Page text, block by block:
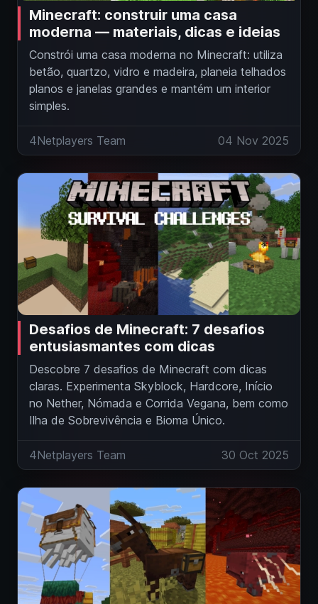
Minecraft: construir uma casa
moderna — materiais, dicas e ideias
Constrói uma casa moderna no Minecraft: utiliza
betão, quartzo, vidro e madeira, planeia telhados
planos e janelas grandes e mantém um interior
simples.
4Netplayers Team 04 Nov 2025
Desafios de Minecraft: 7 desafios
entusiasmantes com dicas
Descobre 7 desafios de Minecraft com dicas
claras. Experimenta Skyblock, Hardcore, Início
no Nether, Nómada e Corrida Vegana, bem como
Ilha de Sobrevivência e Bioma Único.
4Netplayers Team 30 Oct 2025